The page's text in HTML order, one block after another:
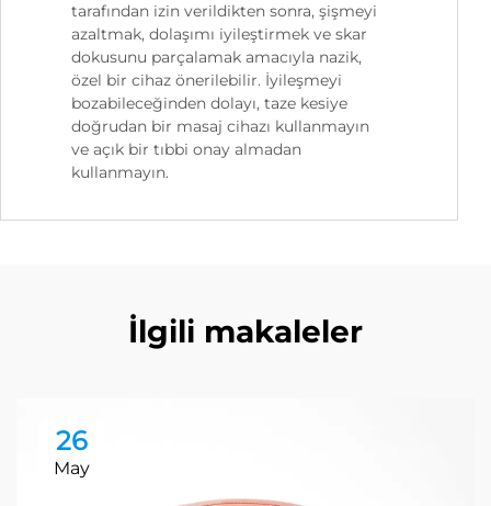
tarafından izin verildikten sonra, şişmeyi
azaltmak, dolaşımı iyileştirmek ve skar
dokusunu parçalamak amacıyla nazik,
özel bir cihaz önerilebilir. İyileşmeyi
bozabileceğinden dolayı, taze kesiye
doğrudan bir masaj cihazı kullanmayın
ve açık bir tıbbi onay almadan
kullanmayın.
İlgili makaleler
26
May